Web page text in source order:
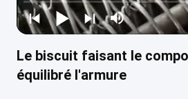
Le biscuit faisant le
équilibré l'armure